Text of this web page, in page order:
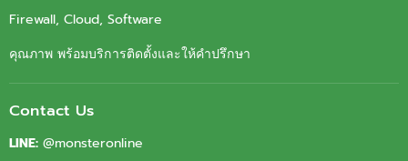
Firewall, Cloud, Software
คุณภาพ พร้อมบริการติดตั้งและให้คำปรึกษา
Contact Us
LINE: @monsteronline